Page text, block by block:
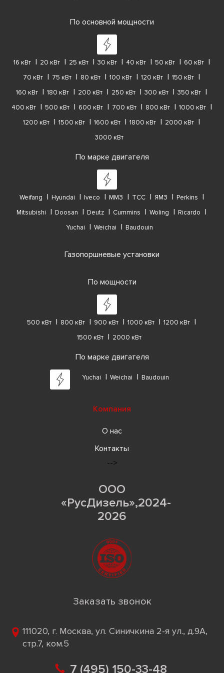
По основной мощности
16 кВт 20 кВт 25 кВт 30 кВт 40 кВт 50 кВт
60 кВт
70 кВт
75 кВт 80 кВт 100 кВт 120 кВт
150 кВт
160 кВт
180 кВт 200 кВт 250 кВт 300 кВт
350 кВт
400 кВт
500 кВт 600 кВт 700 кВт 800 кВт
1000 кВт
1200 кВт
1500 кВт 1600 кВт 1800 кВт
2000 кВт
3000 кВт
По марке двигателя
Weifang Hyundai Iveco ММЗ ТСС ЯМЗ
Perkins
Mitsubishi
Doosan Deutz Cummins Woling
Ricardo
Yuchai
Weichai Baudouin
Газопоршневые установки
По мощности
500 кВт 800 кВт 900 кВт 1000 кВт
1200 кВт
1500 кВт
2000 кВт
По марке двигателя
Yuchai Weichai Baudouin
Компания
О нас
Контакты
-->
ООО
«РусДизель»,2024-
2026
Заказать звонок
111020, г. Москва, ул. Синичкина 2-я ул., д.9А,
стр.7, ком.5
7 (495) 150-33-48